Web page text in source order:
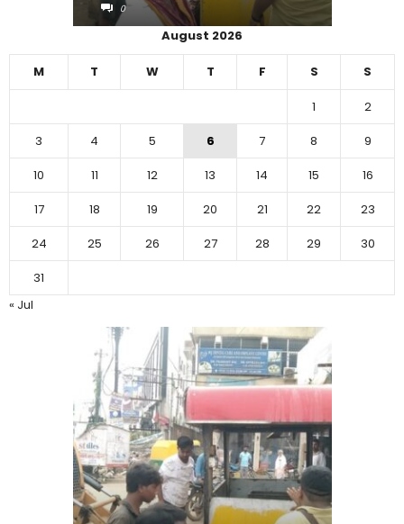
0
August 2026
M T W T F S S
1
2
3
4 5 6 7 8
9
10
11 12 13 14 15
16
17
18 19 20 21 22
23
24
25 26 27 28 29
30
31
« Jul